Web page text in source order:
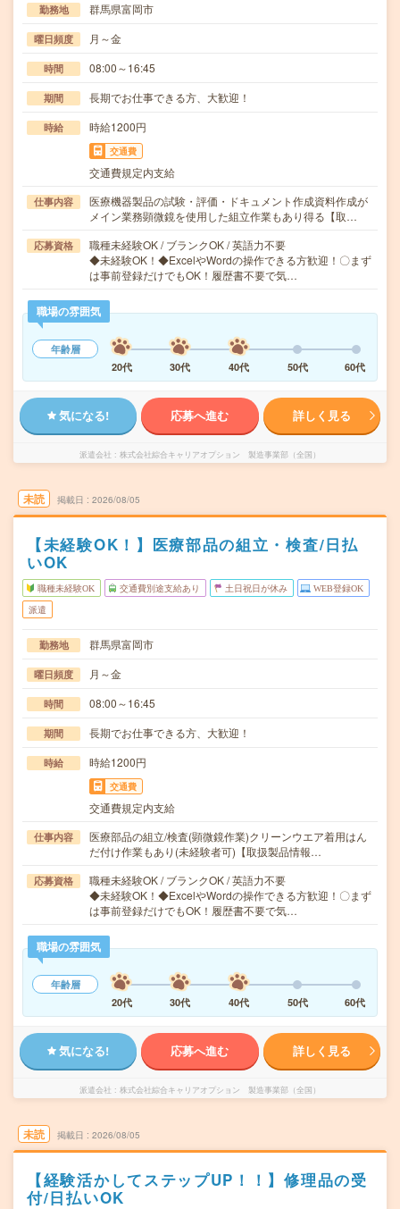
勤務地 群馬県富岡市
曜日頻度 月～金
時間 08:00～16:45
期間 長期でお仕事できる方、大歓迎！
時給 時給1200円
交通費
交通費規定内支給
仕事内容
医療機器製品の試験・評価・ドキュメント作成資料作成が
メイン業務顕微鏡を使用した組立作業もあり得る【取…
応募資格
職種未経験OK / ブランクOK / 英語力不要
◆未経験OK！◆ExcelやWordの操作できる方歓迎！〇まず
は事前登録だけでもOK！履歴書不要で気…
職場の雰囲気
年齢層
20代
30代 40代 50代 60代
気になる! 応募へ進む 詳しく見る
派遣会社 株式会社綜合キャリアオプション 製造事業部（全国）
未読 掲載日 2026/08/05
【未経験OK！】医療部品の組立・検査/日払
いOK
職種未経験OK 交通費別途支給あり 土日祝日が休み WEB登録OK
派遣
勤務地 群馬県富岡市
曜日頻度 月～金
時間 08:00～16:45
期間 長期でお仕事できる方、大歓迎！
時給 時給1200円
交通費
交通費規定内支給
仕事内容
医療部品の組立/検査(顕微鏡作業)クリーンウエア着用はん
だ付け作業もあり(未経験者可)【取扱製品情報…
応募資格
職種未経験OK / ブランクOK / 英語力不要
◆未経験OK！◆ExcelやWordの操作できる方歓迎！〇まず
は事前登録だけでもOK！履歴書不要で気…
職場の雰囲気
年齢層
20代
30代 40代 50代 60代
気になる! 応募へ進む 詳しく見る
派遣会社 株式会社綜合キャリアオプション 製造事業部（全国）
未読 掲載日 2026/08/05
【経験活かしてステップUP！！】修理品の受
付/日払いOK